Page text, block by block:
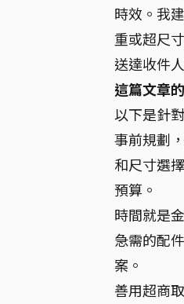
時效。我
重或超尺
送達收件
這篇文章
以下是針
事前規劃
和尺寸選
預算。
時間就是
急需的配
案。
善用超商